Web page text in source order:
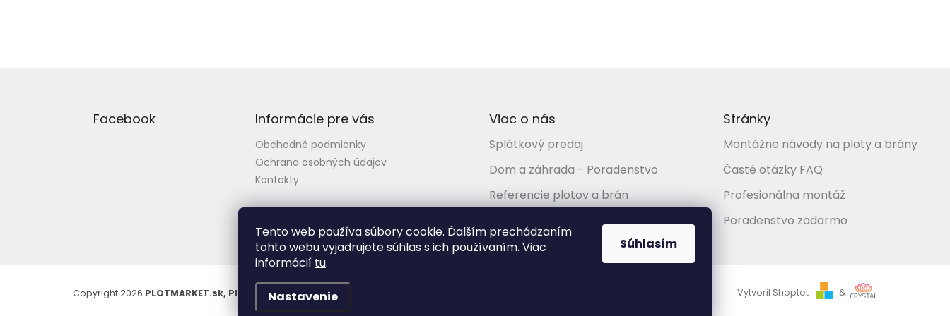
Tento web používa súbory cookie. Ďalším prechádzaním
tohto webu vyjadrujete súhlas s ich používaním. Viac
informácií tu.
Nastavenie
Súhlasím
Facebook Informácie pre vás
Obchodné podmienky
Ochrana osobných údajov
Kontakty
Viac o nás
Splátkový predaj
Dom a záhrada - Poradenstvo
Referencie plotov a brán
Stránky
Montážne návody na ploty a brány
Časté otázky FAQ
Profesionálna montáž
Poradenstvo zadarmo
Vytvoril Shoptet &
Copyright 2026 PLOTMARKET.sk, Ploty a brány pre každého